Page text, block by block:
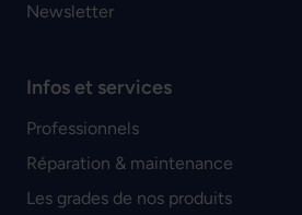
Newsletter
Infos et services
Professionnels
Réparation & maintenance
Les grades de nos produits